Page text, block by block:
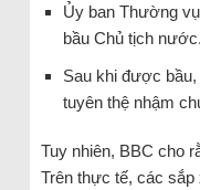
Ủy ban Thường
bầu Chủ tịch nước.
Sau khi được
tuyên thệ nhậm
Tuy nhiên, BBC cho
Trên thực tế, các